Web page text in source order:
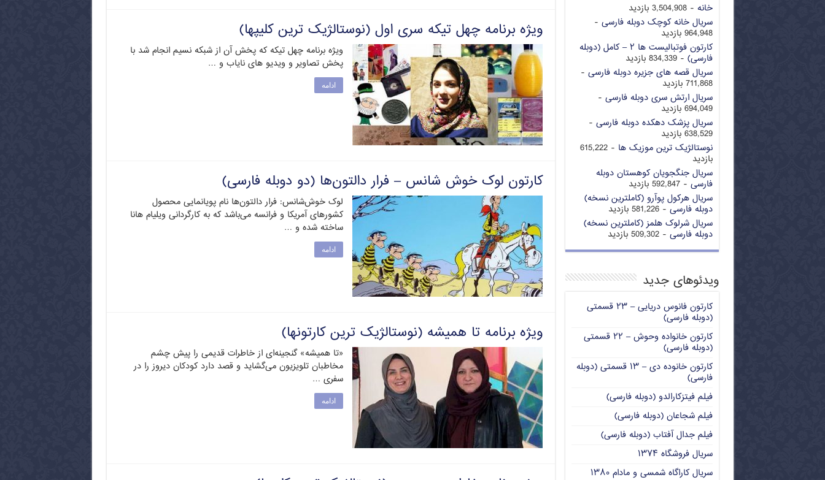
ویژه برنامه چهل تیکه سری اول (نوستالژیک ترین کلیپها)
ویژه برنامه چهل تیکه که پخش آن از شبکه نسیم انجام شد با
پخش تصاویر و ویدیو های نایاب و …
ادامه
کارتون لوک خوش شانس – فرار دالتون‌ها (دو دوبله فارسی)
لوک خوش‌شانس: فرار دالتون‌ها نام پویانمایی محصول
کشورهای آمریکا و فرانسه می‌باشد که به کارگردانی ویلیام هانا
ساخته شده و …
ادامه
ویژه برنامه تا همیشه (نوستالژیک ترین کارتونها)
«تا همیشه» گنجینه‌ای از خاطرات قدیمی را پیش چشم
مخاطبان تلویزیون می‌گشاید و قصد دارد کودکان دیروز را در
سفری …
ادامه
خانه - 3,504,908 بازدید
سریال خانه کوچک دوبله فارسی -
964,948 بازدید
کارتون فوتبالیست ها ۲ – کامل (دوبله
فارسی) - 834,339 بازدید
سریال قصه های جزیره دوبله فارسی -
711,868 بازدید
سریال ارتش سری دوبله فارسی -
694,049 بازدید
سریال پزشک دهکده دوبله فارسی -
638,529 بازدید
نوستالژیک ترین موزیک ها
- 615,222
بازدید
سریال جنگجویان کوهستان دوبله
فارسی - 592,847 بازدید
سریال هرکول پوآرو (کاملترین نسخه)
دوبله فارسی - 581,226 بازدید
سریال شرلوک هلمز (کاملترین نسخه)
دوبله فارسی - 509,302 بازدید
ویدئوهای جدید
کارتون فانوس دریایی – ۲۳ قسمتی
(دوبله فارسی)
کارتون خانواده وحوش – ۲۲ قسمتی
(دوبله فارسی)
کارتون خانوده دی – ۱۳ قسمتی (دوبله
فارسی)
فیلم فیتزکارالدو (دوبله فارسی)
فیلم شجاعان (دوبله فارسی)
فیلم جدال آفتاب (دوبله فارسی)
سریال فروشگاه ۱۳۷۴
سریال کاراگاه شمسی و مادام ۱۳۸۰